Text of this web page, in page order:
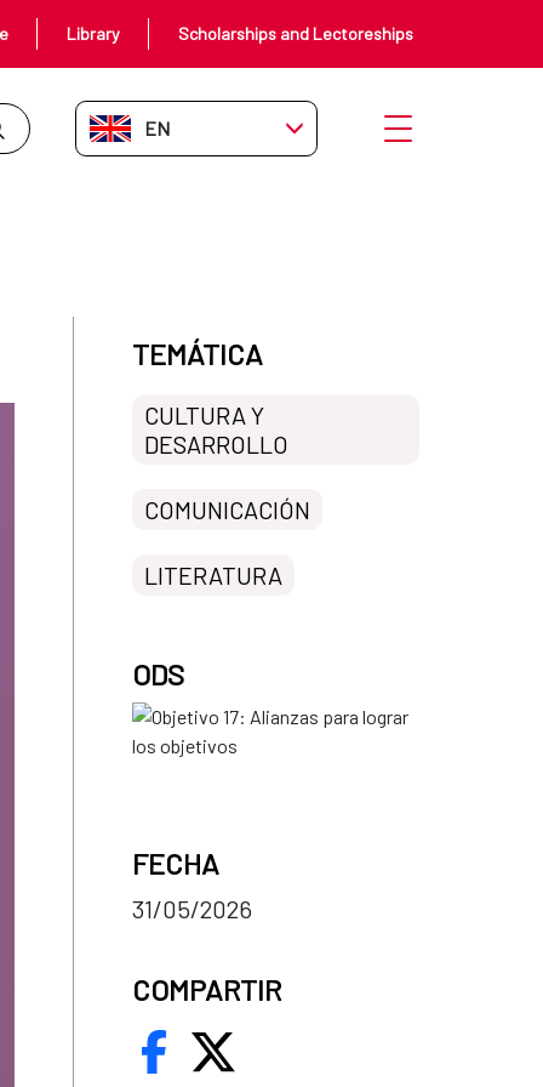
Library Scholarships and Lectoreships
EN-GB Open menu
TEMÁTICA
CULTURA Y
DESARROLLO
COMUNICACIÓN
LITERATURA
ODS
FECHA
31/05/2026
COMPARTIR